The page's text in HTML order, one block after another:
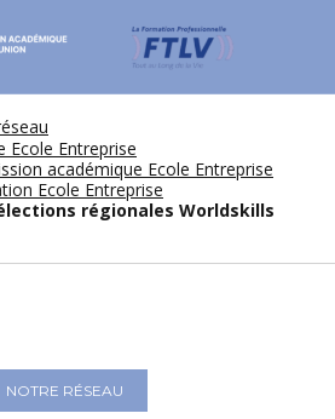
Ecole Entreprise
académique Ecole Entreprise
Ecole Entreprise
régionales Worldskills
NOTRE RÉSEAU